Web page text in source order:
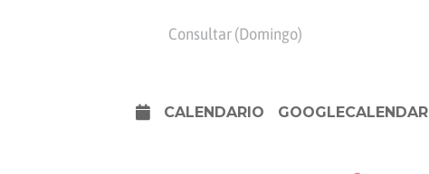
Consultar (Domingo)
CALENDARIO GOOGLECALENDAR